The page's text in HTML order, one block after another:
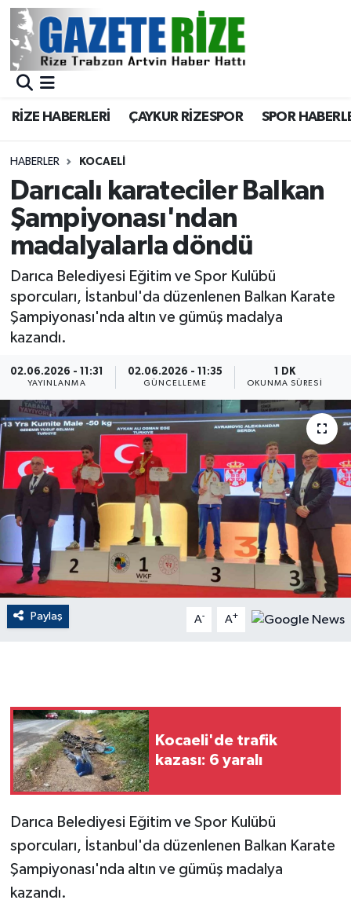
RİZE HABERLERİ ÇAYKUR RİZESPOR SPOR
HABERLER KOCAELI
Darıcalı karateciler Balkan
Şampiyonası'ndan
madalyalarla döndü
Darıca Belediyesi Eğitim ve Spor Kulübü
sporcuları, İstanbul'da düzenlenen Balkan Karate
Şampiyonası'nda altın ve gümüş madalya
kazandı.
02.06.2026 - 11:31
YAYINLANMA
02.06.2026 - 11:35
GÜNCELLEME
1 DK
OKUNMA SÜRESI
Paylaş A- A+
Kocaeli'de trafik
kazası: 6 yaralı
Darıca Belediyesi Eğitim ve Spor Kulübü
sporcuları, İstanbul'da düzenlenen Balkan Karate
Şampiyonası'nda altın ve gümüş madalya
kazandı.
BÖLGEMİZ
Asayiş
Rize Jandarma Komutanlığı
Bilim Teknoloji
Advertising news
Canlı Maç
ÇEVRE
Dış Haberler
Dünya
EĞİTİM
EKONOMİ
English News
Finans
GENEL
GÜNDEM
Güvenlik
HABERDE İNSAN
İNSAN
Merkez Nöbetçi Eczaneler
Merkez Trafik Yoğunluk Haritası
Süper Lig Puan Durumu ve Fikstür
Tüm Manşetler
Son Dakika Haberleri
Haber Arşivi